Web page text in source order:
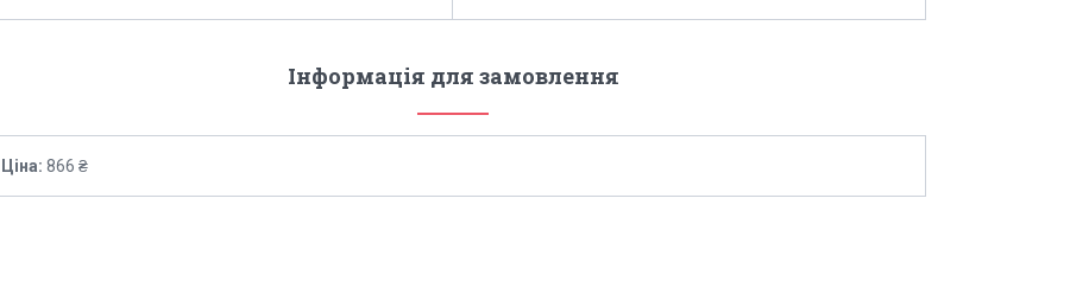
Інформація для замовлення
Ціна: 866 ₴